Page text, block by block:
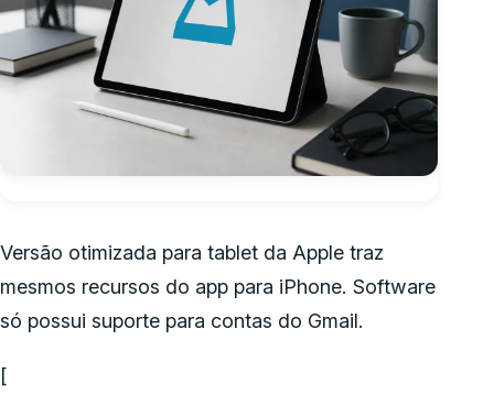
Versão otimizada para tablet da Apple traz
mesmos recursos do app para iPhone. Software
só possui suporte para contas do Gmail.
[